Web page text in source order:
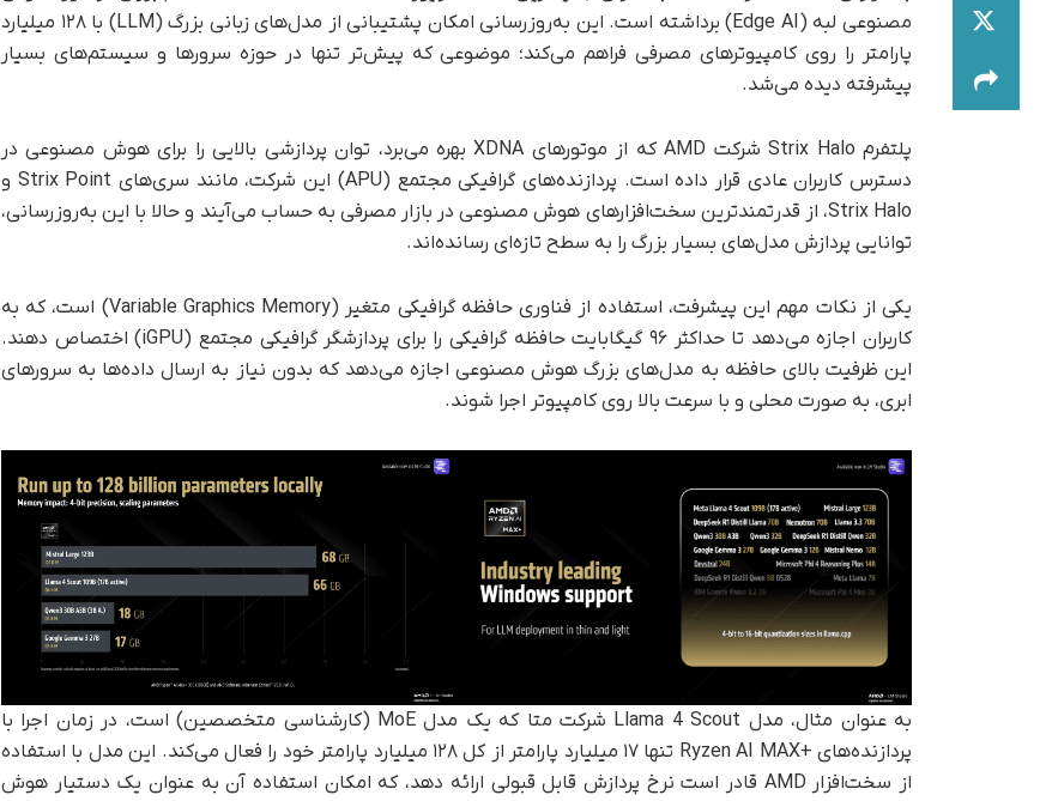
مصنوعی لبه (Edge AI) برداشته است. این به‌روزرسانی امکان پشتیبانی از مدل‌های زبانی بزرگ (LLM) با ۱۲۸ میلیارد
پارامتر را روی کامپیوترهای مصرفی فراهم می‌کند؛ موضوعی که پیش‌تر تنها در حوزه سرورها و سیستم‌های بسیار
پیشرفته دیده می‌شد.
پلتفرم Strix Halo شرکت AMD که از موتورهای XDNA بهره می‌برد، توان پردازشی بالایی را برای هوش مصنوعی در
دسترس کاربران عادی قرار داده است. پردازنده‌های گرافیکی مجتمع (APU) این شرکت، مانند سری‌های Strix Point و
Strix Halo، از قدرتمندترین سخت‌افزارهای هوش مصنوعی در بازار مصرفی به حساب می‌آیند و حالا با این به‌روزرسانی،
توانایی پردازش مدل‌های بسیار بزرگ را به سطح تازه‌ای رسانده‌اند.
یکی از نکات مهم این پیشرفت، استفاده از فناوری حافظه گرافیکی متغیر (Variable Graphics Memory) است، که به
کاربران اجازه می‌دهد تا حداکثر ۹۶ گیگابایت حافظه گرافیکی را برای پردازشگر گرافیکی مجتمع (iGPU) اختصاص دهند.
این ظرفیت بالای حافظه به مدل‌های بزرگ هوش مصنوعی اجازه می‌دهد که بدون نیاز به ارسال داده‌ها به سرورهای
ابری، به صورت محلی و با سرعت بالا روی کامپیوتر اجرا شوند.
به عنوان مثال، مدل Llama 4 Scout شرکت متا که یک مدل MoE (کارشناسی متخصصین) است، در زمان اجرا با
پردازنده‌های +Ryzen AI MAX تنها ۱۷ میلیارد پارامتر از کل ۱۲۸ میلیارد پارامتر خود را فعال می‌کند. این مدل با استفاده
از سخت‌افزار AMD قادر است نرخ پردازش قابل قبولی ارائه دهد، که امکان استفاده آن به عنوان یک دستیار هوش